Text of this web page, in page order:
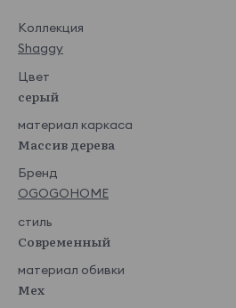
Dacota 05
Показать еще
Takt
Takt aqua
Takt grafit
Коллекция
Shaggy
Цвет
серый
материал каркаса
Массив дерева
Бренд
OGOGOHOME
стиль
Современный
материал обивки
Мех